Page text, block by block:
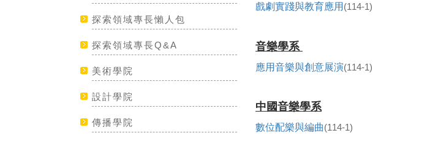
探索領域專長懶人包
探索領域專長Q&A
美術學院
設計學院
傳播學院
戲劇實踐與教育應用 (114-1)
音樂學系
應用音樂與創意展演(114-1)
中國音樂學系
數位配樂與編曲(114-1)